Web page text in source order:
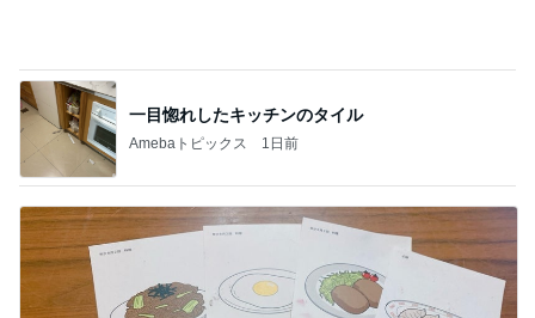
痛がる夫を無視し出て行った隣の部屋
Amebaトピックス 14時間前